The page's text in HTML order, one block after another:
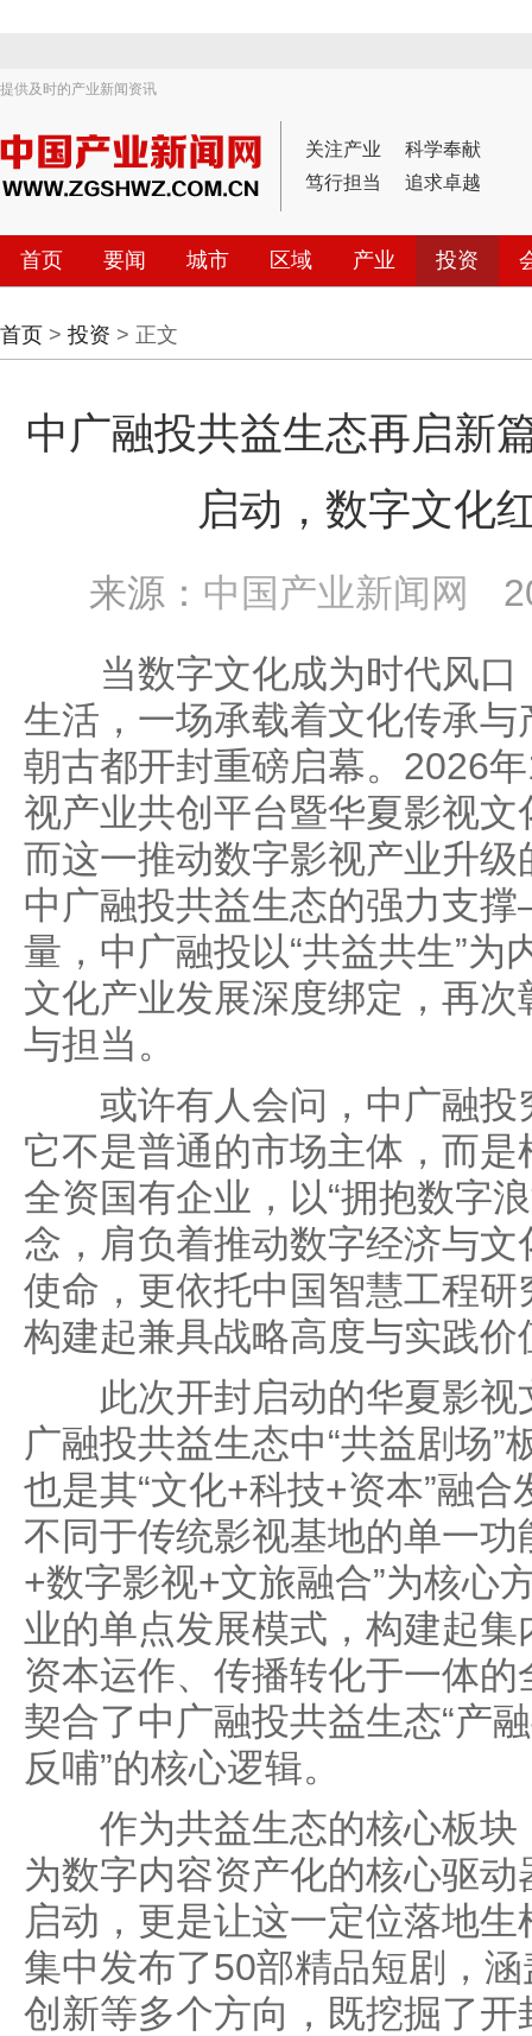
提供及时的产业新闻资讯
关注产业
科学奉献
笃行担当
追求卓越
首页 要闻 城市 区域 产业 投资
首页 > 投资 > 正文
中广融投共益生态再启新
启动，数字文化
来源： 中国产业新闻网
当数字文化成为时代风口
生活，一场承载着文化传承
朝古都开封重磅启幕。2026
视产业共创平台暨华夏影视
而这一推动数字影视产业升
中广融投共益生态的强力支
量，中广融投以“共益共生”为
文化产业发展深度绑定，再
与担当。
或许有人会问，中广融投
它不是普通的市场主体，而
全资国有企业，以“拥抱数字
念，肩负着推动数字经济与
使命，更依托中国智慧工程
构建起兼具战略高度与实践
此次开封启动的华夏影视
广融投共益生态中“共益剧场
也是其“文化+科技+资本”融
不同于传统影视基地的单一功
+数字影视+文旅融合”为核心
业的单点发展模式，构建起
资本运作、传播转化于一体
契合了中广融投共益生态“产
反哺”的核心逻辑。
作为共益生态的核心板块
为数字内容资产化的核心驱
启动，更是让这一定位落地
集中发布了50部精品短剧，
创新等多个方向，既挖掘了